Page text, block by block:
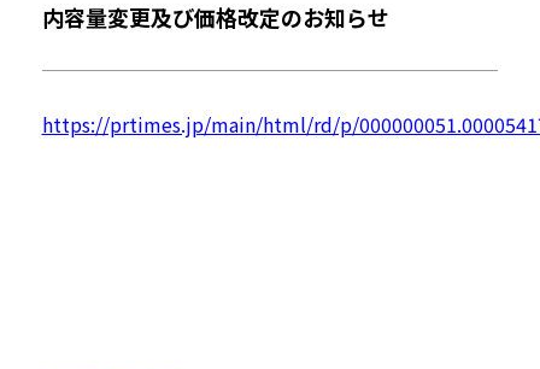
内容量変更及び価格改定のお知らせ
https://prtimes.jp/main/html/rd/p/